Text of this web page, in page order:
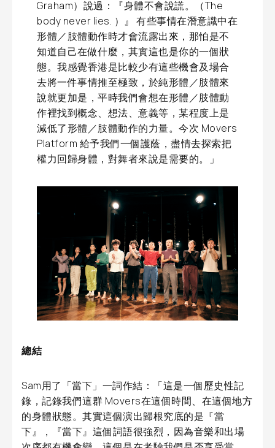
Graham）說過：『身體不會說謊。（The
body never lies. ）』 有些事情在潛意識中在
形體／肢體動作時才會流露出來，那怕是不
知道自己在做什麼，其實這也是你的一個狀
態。我感覺香港是比較少有這些機會及場合
去將一件事情推至極致，於純形體／肢體來
說就更加是，平時我們會想在形體／肢體動
作裡找到概念、想法、意義等，某程度上是
減低了形體／肢體動作的力量。今次 Movers
Platform 給予我們一個護蔭，盡情去探索把
權力回歸身體，對舞者來說是需要的。」
總結
Sam用了「當下」一詞作結：「這是一個歷史性記
錄，記錄我們這群 Movers在這個時間、在這個地方
的身體狀態。其實這個演出歸根究底的是『當
下』，『當下』這個詞語很強烈，因為音樂和出場